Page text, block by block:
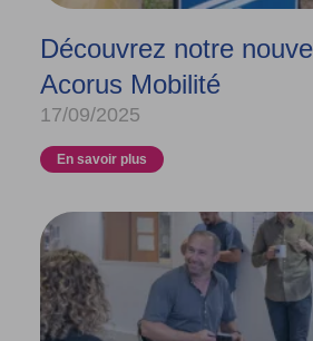
Découvrez notre
Acorus Mobilité
17/09/2025
En savoir plus